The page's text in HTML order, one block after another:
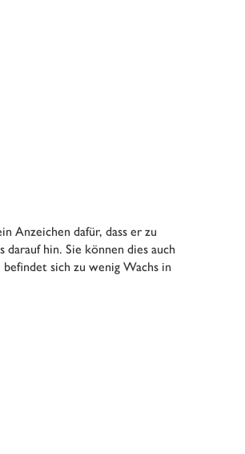
Anzeichen dafür, dass er zu
hin. Sie können dies auch
sich zu wenig Wachs in